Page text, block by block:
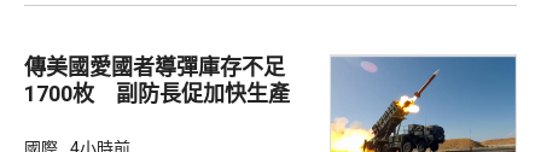
傳美國愛國者導彈庫存不足
1700枚 副防長促加快生產